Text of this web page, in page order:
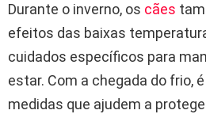
Durante o inverno, os cães
efeitos das baixas
cuidados específicos para
estar. Com a chegada do frio,
medidas que ajudem a